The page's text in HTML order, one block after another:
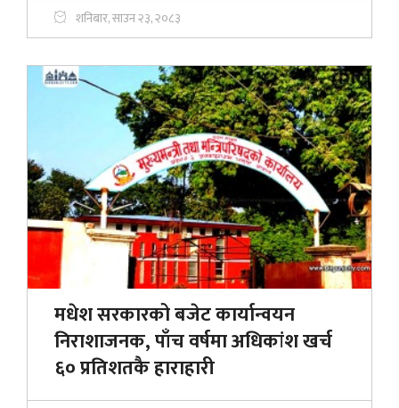
शनिबार, साउन २३, २०८३
मधेश सरकारको बजेट कार्यान्वयन
निराशाजनक, पाँच वर्षमा अधिकांश खर्च
६० प्रतिशतकै हाराहारी